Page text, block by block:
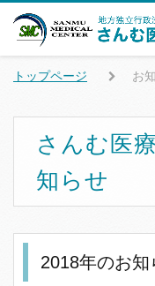
トップページ お
さんむ医
知らせ
2018年のお知